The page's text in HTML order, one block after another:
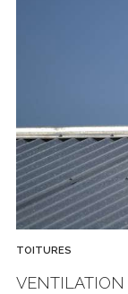
TOITURES
VENTILATION